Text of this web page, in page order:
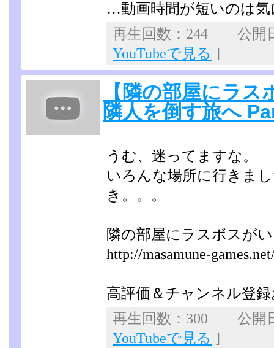
…動画時間が短いのは
再生回数：244 公開
YouTubeで見る ]
【隣の部屋にラ
隣人を倒す旅へ
うむ、迷ってますな。
いろんな場所に行きま
き。。。
隣の部屋にラスボスが
http://masamune-
高評価＆チャンネル登
再生回数：300 公開
YouTubeで見る ]